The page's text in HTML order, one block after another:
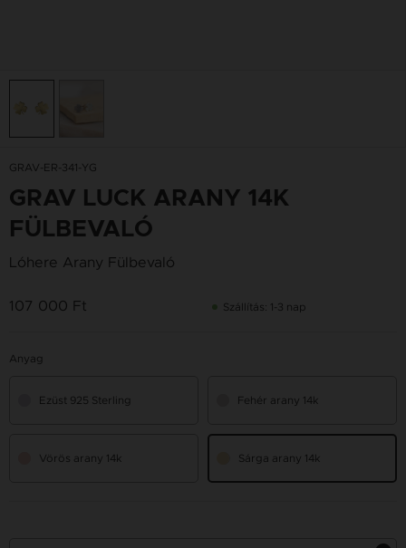
GRAV-ER-341-YG
GRAV LUCK ARANY 14K
FÜLBEVALÓ
Lóhere Arany Fülbevaló
107 000 Ft Szállítás: 1-3 nap
Anyag
Ezüst 925 Sterling Fehér arany 14k
Vörös arany 14k Sárga arany 14k